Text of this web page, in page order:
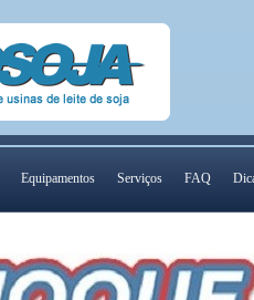
Equipamentos Serviços FAQ